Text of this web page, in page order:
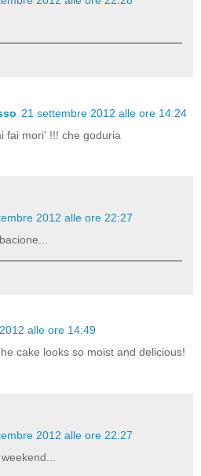
21 settembre 2012 alle ore 14:24
fai mori' !!! che goduria
2012 alle ore 22:27
alle ore 14:49
cake looks so moist and delicious!
2012 alle ore 22:27